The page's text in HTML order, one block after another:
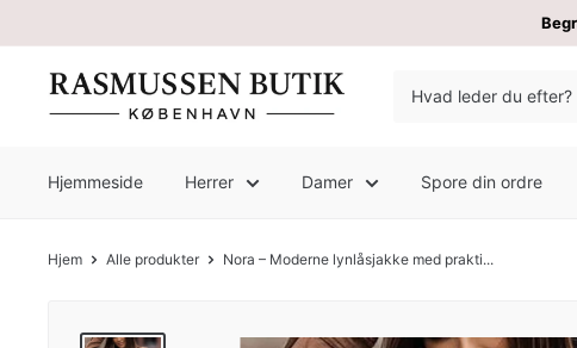
Hjemmeside Herrer Damer Spore din ordre
Hjem Alle produkter Nora – Moderne lynlåsjakke med prakti...